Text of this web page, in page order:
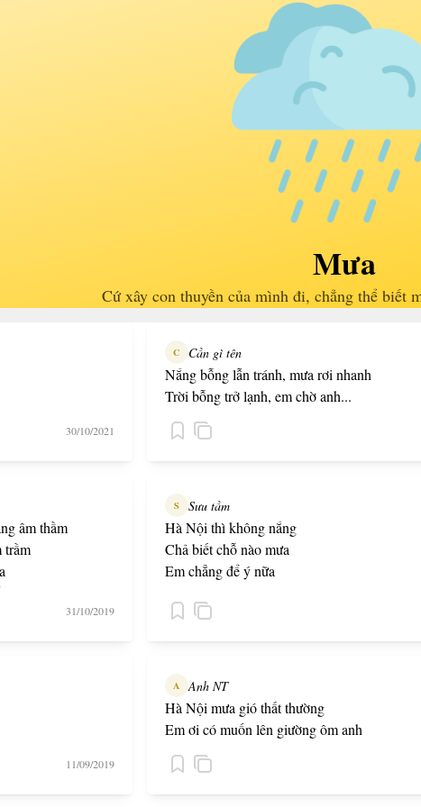
Mưa
Cứ xây con thuyền của mình đi, chẳng thể biết
30/10/2021
C Cần gì tên
Nắng bỗng lẫn tránh, mưa rơi nhanh
Trời bỗng trở lạnh, em chờ anh...
âm thầm
trầm
và đi ra
nước trà
31/10/2019
S Sưu tầm
Hà Nội thì không nắng
Chả biết chỗ nào mưa
Em chẳng để ý nữa
11/09/2019
A Anh NT
Hà Nội mưa gió thất thường
Em ơi có muốn lên giường ôm anh